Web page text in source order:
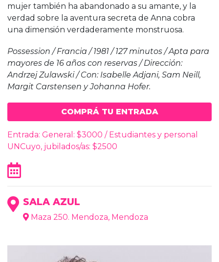
mujer también ha abandonado a su amante, y la
verdad sobre la aventura secreta de Anna cobra
una dimensión verdaderamente monstruosa.
Possession / Francia / 1981 / 127 minutos / Apta para
mayores de 16 años con reservas / Dirección:
Andrzej Zulawski / Con: Isabelle Adjani, Sam Neill,
Margit Carstensen y Johanna Hofer.
COMPRÁ TU ENTRADA
Entrada: General: $3000 / Estudiantes y personal
UNCuyo, jubilados/as: $2500
SALA AZUL
Maza 250. Mendoza, Mendoza